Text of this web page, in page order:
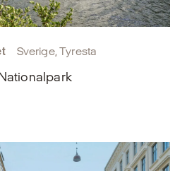
Sverige, Tyresta